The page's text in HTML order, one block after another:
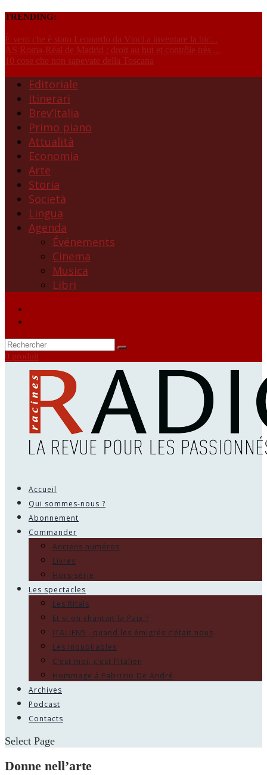
TRENDING:
È vero che è stato Leonardo da Vinci a inventare la bic...
AS Roma-Réal de Madrid : droit au but et contrôle très ...
10 cose che non sapevate della Toscana
Editoriale
Itinerari
Brev’Italia
Primo piano
Attualità
Economia
Arte
Storia
Società
Lingua
Agenda
Événements
Cinema
Musica
Libri
0 produit
Accueil
Qui sommes-nous ?
Abonnement
Commander
Anciens numéros
Livres
Hors-série
Les spectacles
Les Ritals
Et si on chantait la Paix ?
ITALIENS , quand les émigrés c’était nous
Les Inoubliables
C’est moi, c’est l’italien
Hommage à Fabrizio De André
Archives
Podcast
Contacts
Select Page
Donne nell’arte